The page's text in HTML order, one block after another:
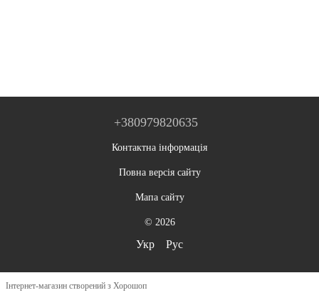
+380979820635
Контактна інформація
Повна версія сайту
Мапа сайту
© 2026
Укр Рус
Інтернет-магазин створений з Хорошоп